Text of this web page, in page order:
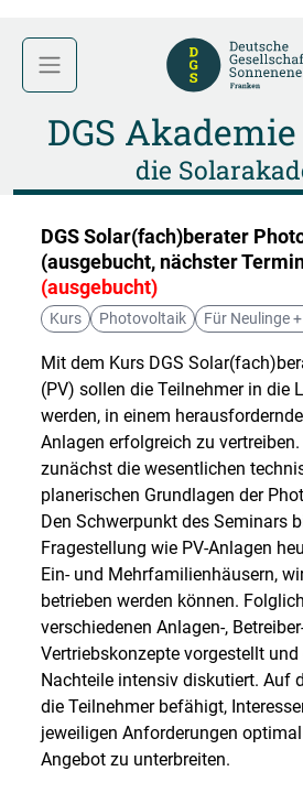
DGS
die
DGS Solar(fach)berater
(ausgebucht, nächster
(ausgebucht)
Kurs Photovoltaik Für Neulinge
Mit dem Kurs DGS
(PV) sollen die Teilnehmer in die
werden, in einem
Anlagen erfolgreich zu
zunächst die wesentlichen
planerischen Grundlagen der
Den Schwerpunkt des Seminars
Fragestellung wie PV-Anlagen
Ein- und Mehrfamilienhäusern,
betrieben werden können.
verschiedenen Anlagen-,
Vertriebskonzepte vorgestellt und
Nachteile intensiv diskutiert. Auf
die Teilnehmer befähigt,
jeweiligen Anforderungen
Angebot zu unterbreiten.